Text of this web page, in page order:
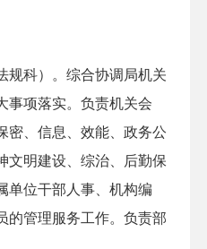
科）。综合协调局机关
事项落实。负责机关会
密、信息、效能、政务公
文明建设、综治、后勤保
单位干部人事、机构编
的管理服务工作。负责部